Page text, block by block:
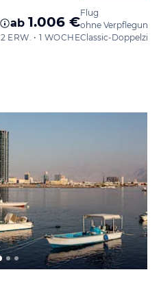
ab 1.006 €
2 ERW. • 1 WOCHE
Flug
ohne Verpflegung